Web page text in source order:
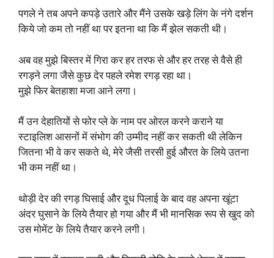
पगले ने तब अपने कपड़े उतारे और मैंने उसके खड़े लिंग के नंगे दर्शन
किये जो कम तो नहीं था पर इतना था कि मैं झेल सकती थी।
अब वह मुझे बिस्तर में गिरा कर हर तरफ से और हर तरह से वैसे ही
रगड़ने लगा जैसे कुछ देर पहले रमेश रगड़ रहा था।
मुझे फिर बेतहाशा मजा आने लगा।
मैं उन देहातियों से फोर प्ले के नाम पर ओरल करने कराने या
स्टाइलिश आसनों में संभोग की उम्मीद नहीं कर सकती थी लेकिन
जितना भी वे कर सकते थे, मेरे जैसी तरसी हुई औरत के लिये उतना
भी कम नहीं था।
थोड़ी देर की रगड़ घिसाई और दूध पिलाई के बाद वह अपना खूंटा
अंदर घुसाने के लिये तैयार हो गया और मैं भी मानसिक रूप से खुद को
उस मोमेंट के लिये तैयार करने लगी।